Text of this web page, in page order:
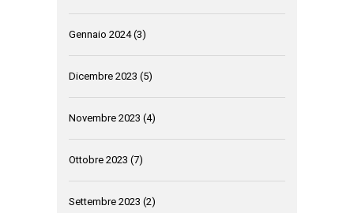
Gennaio 2024(3)
Dicembre 2023 (5)
Novembre 2023 (4)
Ottobre 2023 (7)
Settembre 2023 (2)